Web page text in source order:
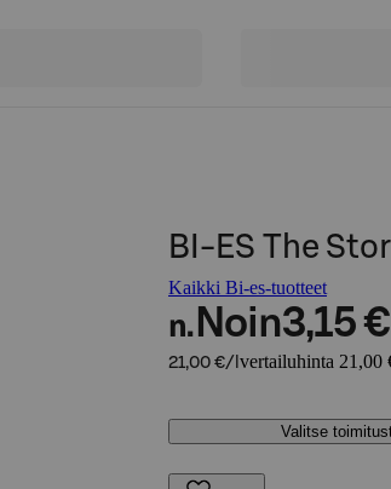
BI-ES The
Kaikki Bi-es-tuotteet
n. Noin3,15 €
21,00 €/l vertailuhinta 21,00
Valitse